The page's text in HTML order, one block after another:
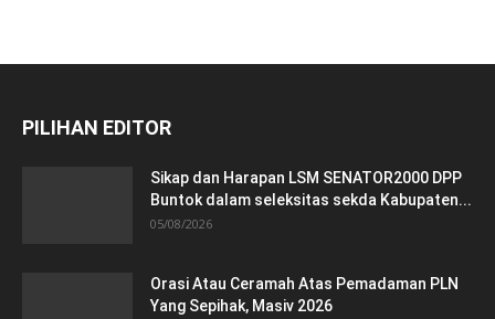
PILIHAN EDITOR
Sikap dan Harapan LSM SENATOR2000 DPP
Buntok dalam seleksitas sekda Kabupaten...
05/08/2026
Orasi Atau Ceramah Atas Pemadaman PLN
Yang Sepihak, Masiv 2026